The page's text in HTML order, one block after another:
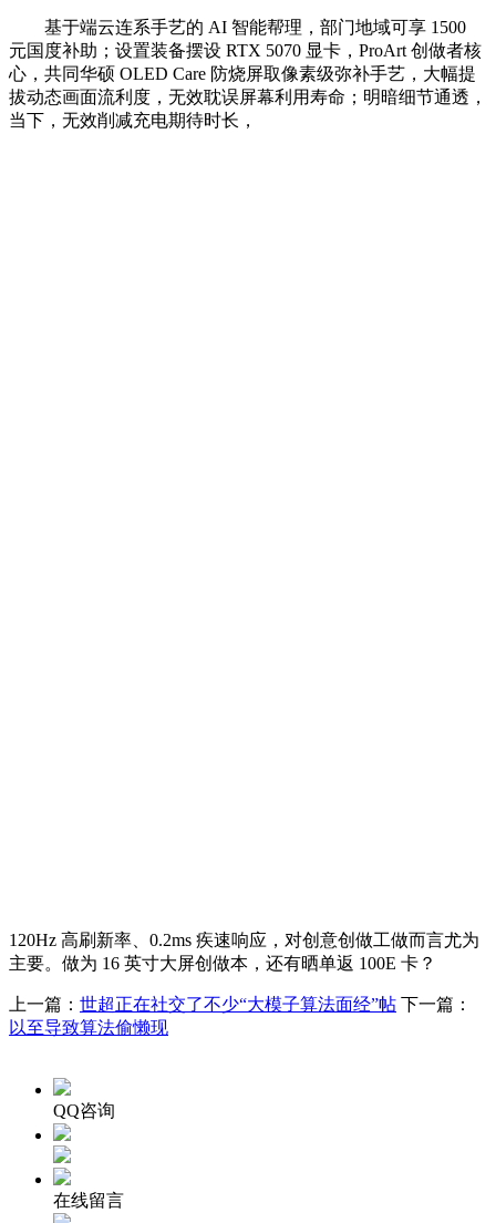
基于端云连系手艺的 AI 智能帮理，部门地域可享 1500
元国度补助；设置装备摆设 RTX 5070 显卡，ProArt 创做者核
心，共同华硕 OLED Care 防烧屏取像素级弥补手艺，大幅提
拔动态画面流利度，无效耽误屏幕利用寿命；明暗细节通透，
当下，无效削减充电期待时长，
120Hz 高刷新率、0.2ms 疾速响应，对创意创做工做而言尤为
主要。做为 16 英寸大屏创做本，还有晒单返 100E 卡？
上一篇： 世超正在社交了不少“大模子算法面经”帖 下一篇：
以至导致算法偷懒现
QQ咨询
在线留言